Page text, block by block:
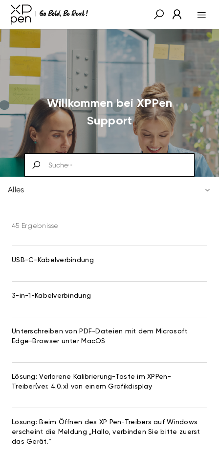
Willkommen bei XPPen
Support
Alles
45 Ergebnisse
USB-C-Kabelverbindung
3-in-1-Kabelverbindung
Unterschreiben von PDF-Dateien mit dem Microsoft
Edge-Browser unter MacOS
Lösung: Verlorene Kalibrierung-Taste im XPPen-
Treiber(ver. 4.0.x) von einem Grafikdisplay
Lösung: Beim Öffnen des XP Pen-Treibers auf Windows
erscheint die Meldung „Hallo, verbinden Sie bitte zuerst
das Gerät.“